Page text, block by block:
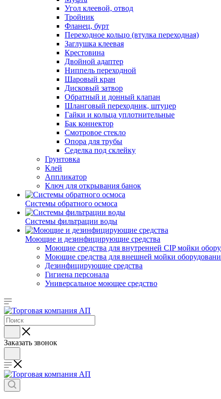
Угол клеевой, отвод
Тройник
Фланец, бурт
Переходное кольцо (втулка переходная)
Заглушка клеевая
Крестовина
Двойной адаптер
Ниппель переходной
Шаровый кран
Дисковый затвор
Обратный и донный клапан
Шланговый переходник, штуцер
Гайки и кольца уплотнительные
Бак коннектор
Смотровое стекло
Опора для трубы
Седелка под склейку
Грунтовка
Клей
Аппликатор
Ключ для открывания банок
Системы обратного осмоса
Системы фильтрации воды
Моющие и дезинфицирующие средства
Моющие средства для внутренней CIP мойки
Моющие средства для внешней мойки
Дезинфицирующие средства
Гигиена персонала
Универсальное моющее средство
Заказать звонок